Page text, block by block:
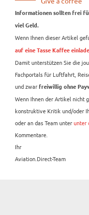
Informationen sollten frei
viel Geld.
Wenn Ihnen dieser Artikel
auf eine Tasse Kaffee
Damit unterstützen Sie die
Fachportals für Luftfahrt,
und zwar freiwillig ohne
Wenn Ihnen der Artikel nicht
konstruktive Kritik und/oder
oder an das Team unterunter
Kommentare.
Ihr
Aviation.Direct-Team